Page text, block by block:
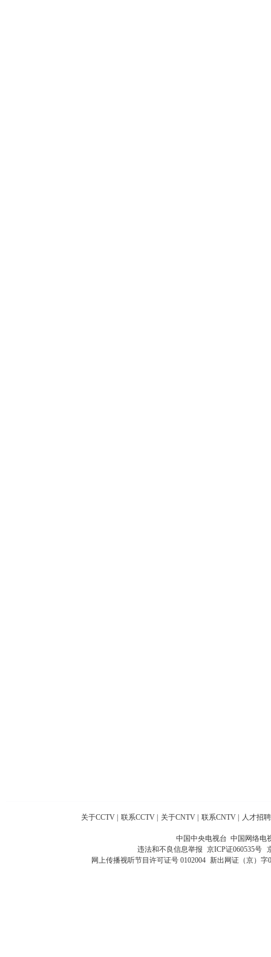
关于CCTV 联系CCTV 关于CNTV 联系CNTV 人才招聘
中国中央电视台 中国网络电
违法和不良信息举报 京ICP证060535号
网上传播视听节目许可证号 0102004 新出网证（京）